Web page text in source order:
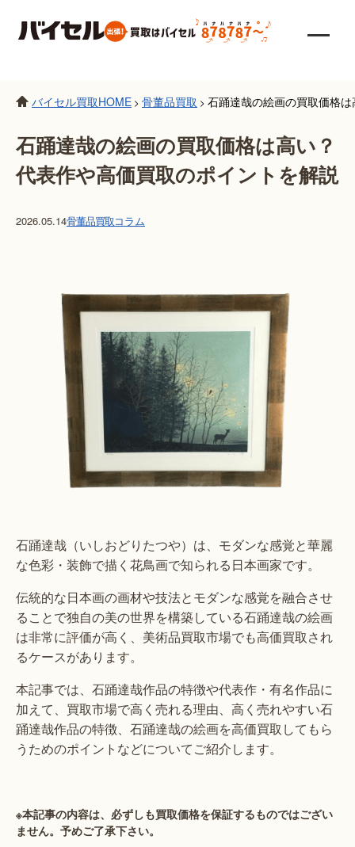
バイセル買取HOME > 骨董品買取 > 石踊達哉の絵画の買取価格
石踊達哉の絵画の買取価格は高い？
代表作や高価買取のポイントを解説
2026.05.14骨董品買取コラム
石踊達哉（いしおどりたつや）は、モダンな感覚と華麗
な色彩・装飾で描く花鳥画で知られる日本画家です。
伝統的な日本画の画材や技法とモダンな感覚を融合させ
ることで独自の美の世界を構築している石踊達哉の絵画
は非常に評価が高く、美術品買取市場でも高価買取され
るケースがあります。
本記事では、石踊達哉作品の特徴や代表作・有名作品に
加えて、買取市場で高く売れる理由、高く売れやすい石
踊達哉作品の特徴、石踊達哉の絵画を高価買取してもら
うためのポイントなどについてご紹介します。
※本記事の内容は、必ずしも買取価格を保証するものではござい
ません。予めご了承下さい。